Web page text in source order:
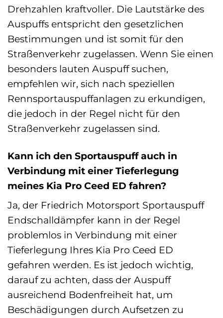
Drehzahlen kraftvoller. Die Lautstärke des
Auspuffs entspricht den gesetzlichen
Bestimmungen und ist somit für den
Straßenverkehr zugelassen. Wenn Sie einen
besonders lauten Auspuff suchen,
empfehlen wir, sich nach speziellen
Rennsportauspuffanlagen zu erkundigen,
die jedoch in der Regel nicht für den
Straßenverkehr zugelassen sind.
Kann ich den Sportauspuff auch in
Verbindung mit einer Tieferlegung
meines Kia Pro Ceed ED fahren?
Ja, der Friedrich Motorsport Sportauspuff
Endschalldämpfer kann in der Regel
problemlos in Verbindung mit einer
Tieferlegung Ihres Kia Pro Ceed ED
gefahren werden. Es ist jedoch wichtig,
darauf zu achten, dass der Auspuff
ausreichend Bodenfreiheit hat, um
Beschädigungen durch Aufsetzen zu